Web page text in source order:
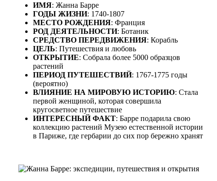
ИМЯ: Жанна Барре
ГОДЫ ЖИЗНИ: 1740-1807
МЕСТО РОЖДЕНИЯ: Франция
РОД ДЕЯТЕЛЬНОСТИ: Ботаник
СРЕДСТВО ПЕРЕДВИЖЕНИЯ: Корабль
ЦЕЛЬ: Путешествия и любовь
ОТКРЫТИЕ: Собрала более 5000 образцов
растений
ПЕРИОД ПУТЕШЕСТВИЙ: 1767-1775 годы
(вероятно)
ВЛИЯНИЕ НА МИРОВУЮ ИСТОРИЮ: Стала
первой женщиной, которая совершила
кругосветное путешествие
ИНТЕРЕСНЫЙ ФАКТ: Барре подарила свою
коллекцию растений Музею естественной истории
в Париже, где гербарии до сих пор бережно хранят